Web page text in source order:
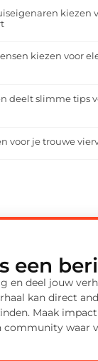
kiezen
kiezen voor
deelt slimme tips
voor je trouwe
een
en deel jouw
kan direct
Maak
community waar